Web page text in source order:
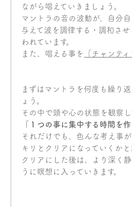
ながら唱えていきましょう。
マントラの音の波動が、自分
与えて波を調律する・調和さ
われています。
また、唱える事を
「チャンティ
まずはマントラを何度も繰り返
ょう。
その中で頭や心の状態を観察し
「１つの事に集中する時間を作
それだけでも、色んな考え事
キリとクリアになっていくかと
クリアにした後は、より深く
うに瞑想に入っていきます。